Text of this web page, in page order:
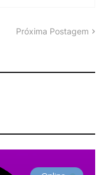
Próxima Postagem